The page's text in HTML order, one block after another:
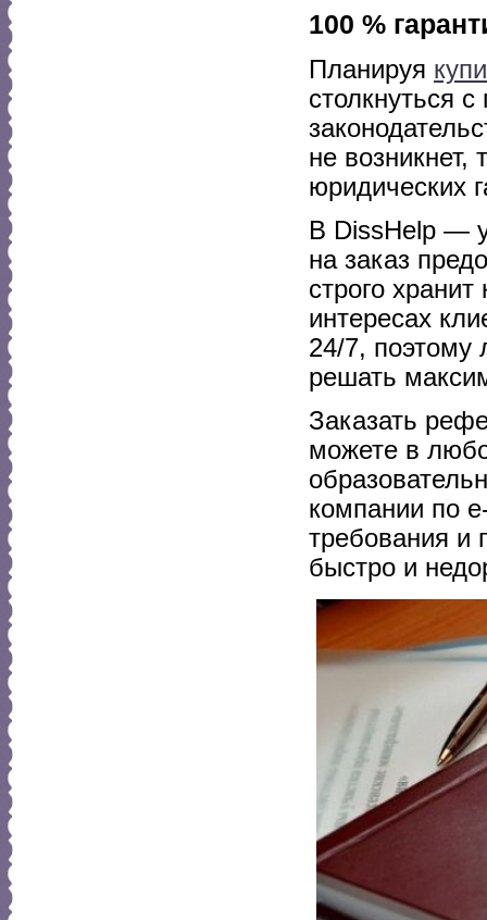
100 %
Планируя
столкнуться
не возникнет,
юридических
В DissHelp —
на заказ
строго
интересах
24/7, поэтому
решать
Заказать
можете в
компании по
требования и
быстро и